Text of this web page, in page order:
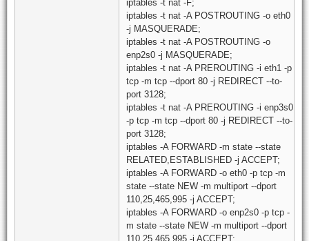
iptables -t nat -F;
iptables -t nat -A POSTROUTING -o eth0
-j MASQUERADE;
iptables -t nat -A POSTROUTING -o
enp2s0 -j MASQUERADE;
iptables -t nat -A PREROUTING -i eth1 -p
tcp -m tcp --dport 80 -j REDIRECT --to-
port 3128;
iptables -t nat -A PREROUTING -i enp3s0
-p tcp -m tcp --dport 80 -j REDIRECT --to-
port 3128;
iptables -A FORWARD -m state --state
RELATED,ESTABLISHED -j ACCEPT;
iptables -A FORWARD -o eth0 -p tcp -m
state --state NEW -m multiport --dport
110,25,465,995 -j ACCEPT;
iptables -A FORWARD -o enp2s0 -p tcp -
m state --state NEW -m multiport --dport
110,25,465,995 -j ACCEPT;